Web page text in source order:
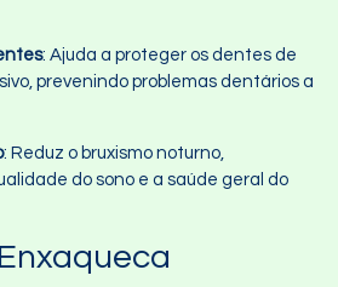
: Ajuda a proteger os dentes de
prevenindo problemas dentários a
: Reduz o bruxismo noturno,
do sono e a saúde geral do